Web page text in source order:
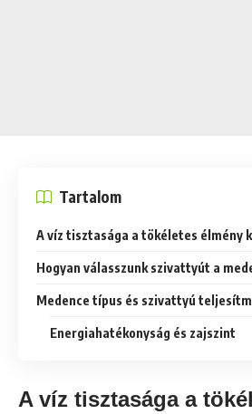
Tartalom
A víz tisztasága a tökéletes élmény
Hogyan válasszunk szivattyút a
Medence típus és szivattyú
Energiahatékonyság és zajszint
A víz tisztasága a